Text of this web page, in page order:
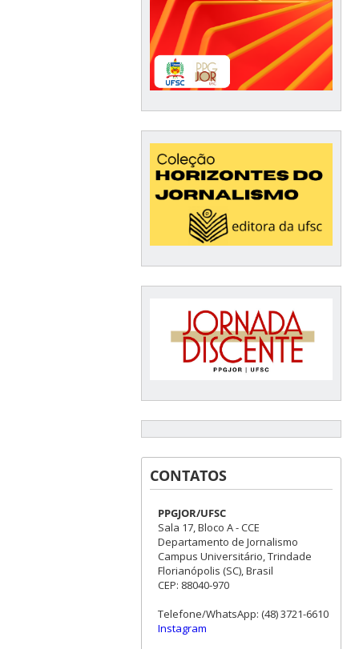
CONTATOS
PPGJOR/UFSC
Sala 17, Bloco A - CCE
Departamento de Jornalismo
Campus Universitário, Trindade
Florianópolis (SC), Brasil
CEP: 88040-970
Telefone/WhatsApp: (48) 3721-6610
Instagram